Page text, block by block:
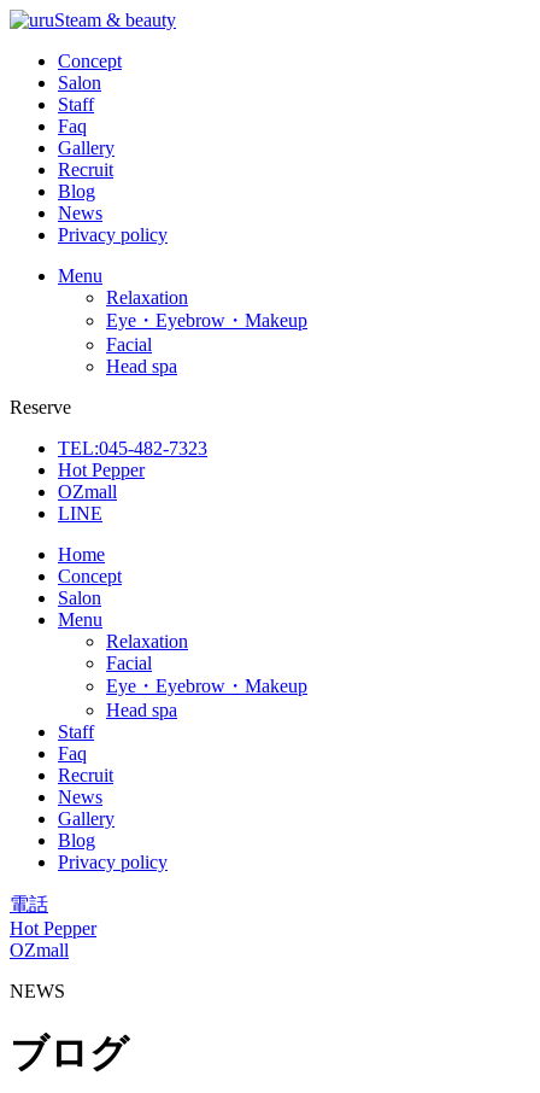
Concept
Salon
Staff
Faq
Gallery
Recruit
Blog
News
Privacy policy
Menu
Relaxation
Eye・Eyebrow・Makeup
Facial
Head spa
Reserve
TEL:045-482-7323
Hot Pepper
OZmall
LINE
Home
Concept
Salon
Menu
Relaxation
Facial
Eye・Eyebrow・Makeup
Head spa
Staff
Faq
Recruit
News
Gallery
Blog
Privacy policy
電話
Hot Pepper
OZmall
NEWS
ブログ